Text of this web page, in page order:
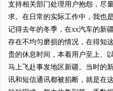
支持相关部门处理用户抱怨，尽
求。在日常的实际工作中，我也
记得去年的冬季，在xx汽车的新
存在不均匀磨损的情况，在得知
贵的休息时间，本着用户至上、
马上飞赴事发地区新疆。当时的
讯和短信通讯都被掐断，就是在